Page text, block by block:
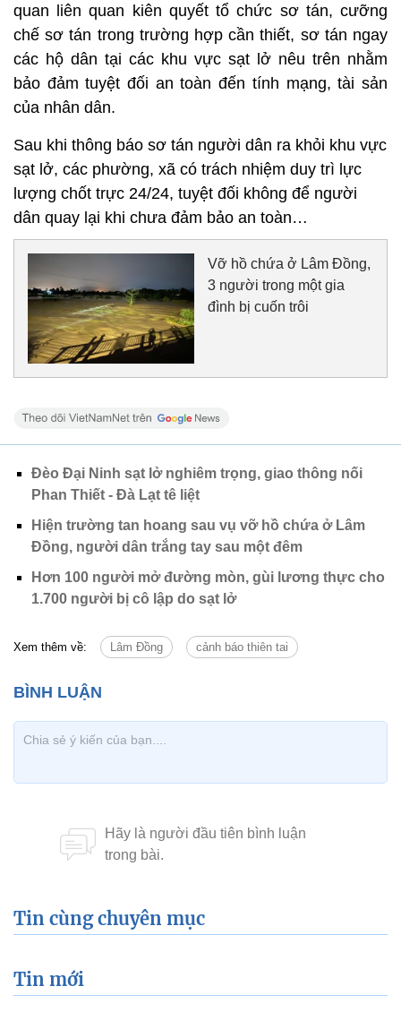
quan liên quan kiên quyết tổ chức sơ tán, cưỡng
chế sơ tán trong trường hợp cần thiết, sơ tán ngay
các hộ dân tại các khu vực sạt lở nêu trên nhằm
bảo đảm tuyệt đối an toàn đến tính mạng, tài sản
của nhân dân.
Sau khi thông báo sơ tán người dân ra khỏi khu vực
sạt lở, các phường, xã có trách nhiệm duy trì lực
lượng chốt trực 24/24, tuyệt đối không để người
dân quay lại khi chưa đảm bảo an toàn…
Vỡ hồ chứa ở Lâm Đồng,
3 người trong một gia
đình bị cuốn trôi
Đèo Đại Ninh sạt lở nghiêm trọng, giao thông nối
Phan Thiết - Đà Lạt tê liệt
Hiện trường tan hoang sau vụ vỡ hồ chứa ở Lâm
Đồng, người dân trắng tay sau một đêm
Hơn 100 người mở đường mòn, gùi lương thực cho
1.700 người bị cô lập do sạt lở
Xem thêm về: Lâm Đồng cảnh báo thiên tai
Tin cùng chuyên mục
Tin mới